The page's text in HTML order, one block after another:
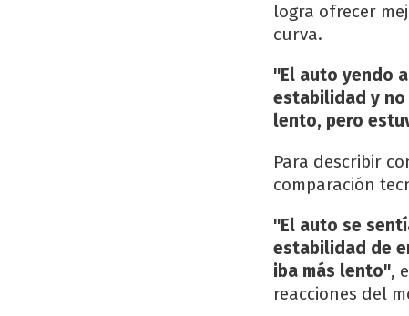
logra ofrecer
curva.
"El auto yendo
estabilidad y no
lento, pero
Para describir
comparación
"El auto se
estabilidad de
iba más lento",
reacciones del